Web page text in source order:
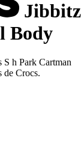
Jibbitz
Body
S h Park Cartman
de Crocs.